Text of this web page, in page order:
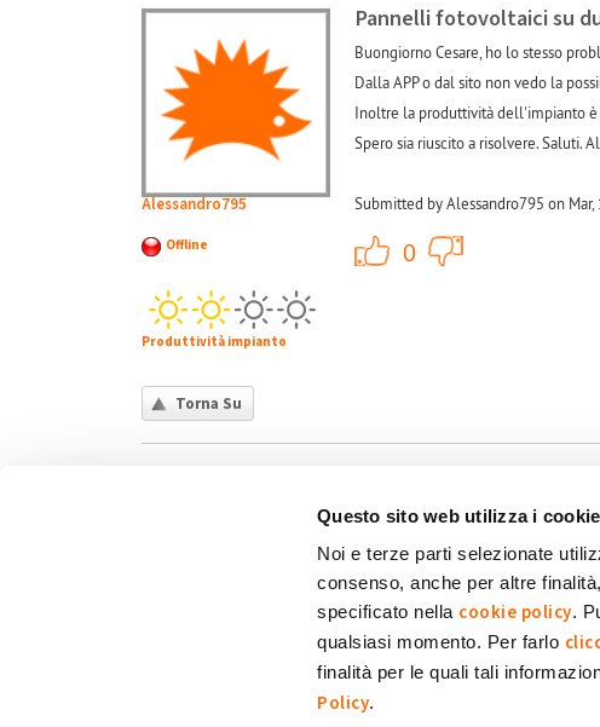
Questo sito web utilizza i cookie
Noi e terze parti selezionate
consenso, anche per altre
specificato nella cookie policy.
qualsiasi momento. Per farlo
finalità per le quali tali
Policy.
Alessandro795
Offline
Produttività impianto
Pannelli fotovoltaici su
Buongiorno Cesare, ho lo stesso
Dalla APP o dal sito non vedo la
Inoltre la produttività dell'impianto è
Spero sia riuscito a risolvere. Saluti.
Submitted by Alessandro795 on
0
Torna Su
Contatti Privacy policy Cookie
My Solar Family è un marchio di Eni Plenitude SpA
Via Giovanni Lorenzini, 4